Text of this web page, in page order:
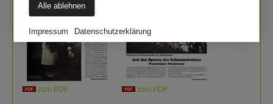
Alle ablehnen
Impressum Datenschutzerklärung
zum PDF zum PDF